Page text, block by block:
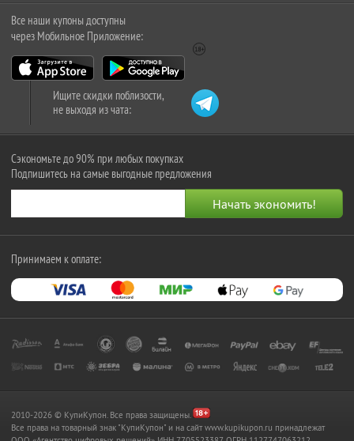
Все наши купоны доступны
через Мобильное Приложение:
Ищите скидки поблизости,
не выходя из чата:
Сэкономьте до 90% при любых покупках
Подпишитесь на самые выгодные предложения
Принимаем к оплате:
2010-2026 © КупиКупон. Все права защищены.
Все права на товарный знак "КупиКупон" и на сайт www.kupikupon.ru принадлежат